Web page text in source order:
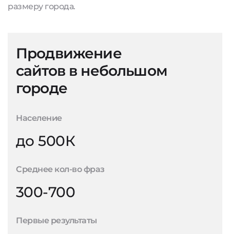
размеру города.
Продвижение
сайтов в небольшом
городе
Население
до 500К
Среднее кол-во фраз
300-700
Первые результаты